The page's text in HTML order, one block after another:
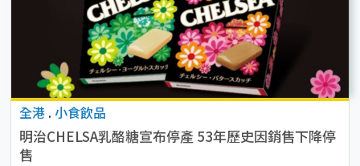
全港 . 小食飲品
明治CHELSA乳酪糖宣布停產 53年歷史因銷售下降停
售